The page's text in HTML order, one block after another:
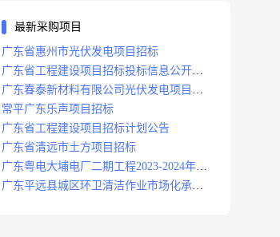
最新采购项目
广东省惠州市光伏发电项目招标
广东省工程建设项目招标投标信息公开目
录
广东春泰新材料有限公司光伏发电项目招
标
常平广东乐声项目招标
广东省工程建设项目招标计划公告
广东省清远市土方项目招标
广东粤电大埔电厂二期工程2023-2024年度
安保服务项目招标公告
广东平远县城区环卫清洁作业市场化承包